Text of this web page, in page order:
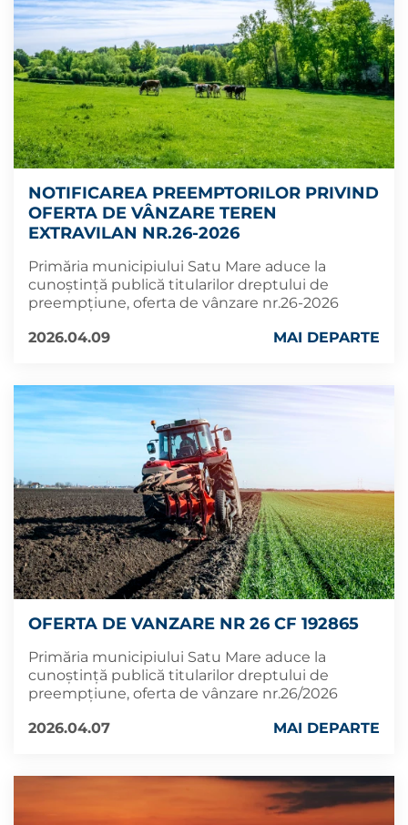
NOTIFICAREA PREEMPTORILOR PRIVIND
OFERTA DE VÂNZARE TEREN
EXTRAVILAN NR.26-2026
Primăria municipiului Satu Mare aduce la
cunoștință publică titularilor dreptului de
preempțiune, oferta de vânzare nr.26-2026
2026.04.09
MAI DEPARTE
OFERTA DE VANZARE NR 26 CF 192865
Primăria municipiului Satu Mare aduce la
cunoștință publică titularilor dreptului de
preempțiune, oferta de vânzare nr.26/2026
2026.04.07
MAI DEPARTE